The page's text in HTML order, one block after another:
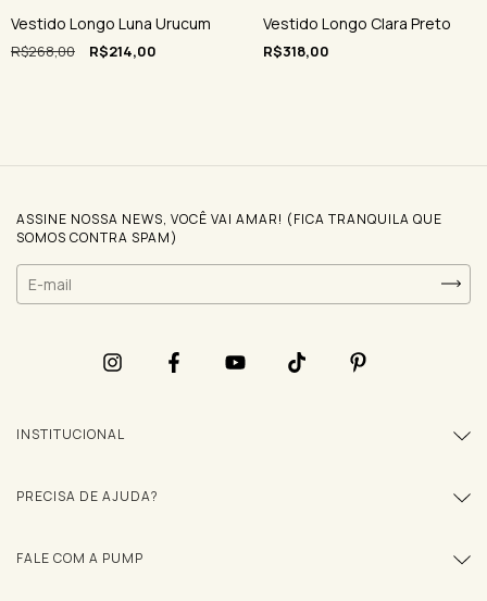
Vestido Longo Luna Urucum
R$268,00 R$214,00
Vestido Longo Clara Preto
R$318,00
ASSINE NOSSA NEWS, VOCÊ VAI AMAR! (FICA TRANQUILA QUE
SOMOS CONTRA SPAM)
INSTITUCIONAL
PRECISA DE AJUDA?
FALE COM A PUMP